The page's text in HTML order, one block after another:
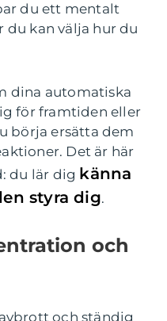
du ett mentalt
du kan välja hur du
dina automatiska
för framtiden eller
börja ersätta dem
Det är här
du lär dig känna
styra dig.
och
och ständig